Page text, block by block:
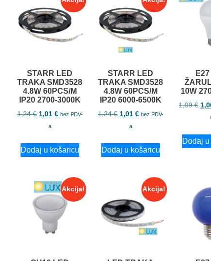
STARR LED
TRAKA SMD3528
4.8W 60PCS/M
IP20 2700-3000K
1,24€ 1,01 € bez PDV-
a
Dodaj u košaricu
STARR LED
TRAKA SMD3528
4.8W 60PCS/M
IP20 6000-6500K
1,24€ 1,01 € bez PDV-
a
Dodaj u košaricu
10W
1,09€
Dodaj
Akcija! Akcija!